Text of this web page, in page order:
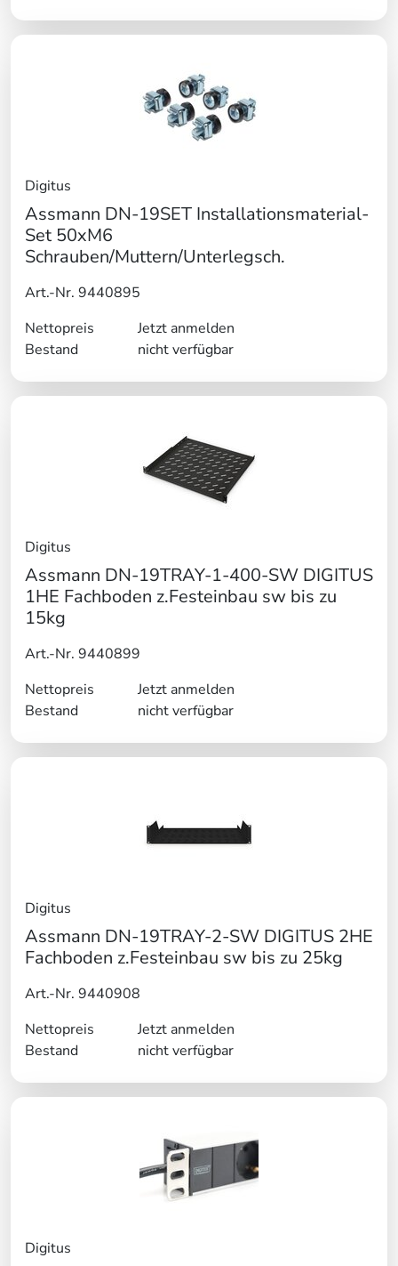
Digitus
Assmann DN-19SET Installationsmaterial-
Set 50xM6
Schrauben/Muttern/Unterlegsch.
Art.-Nr. 9440895
Nettopreis
Jetzt anmelden
Bestand
nicht verfügbar
Digitus
Assmann DN-19TRAY-1-400-SW DIGITUS
1HE Fachboden z.Festeinbau sw bis zu
15kg
Art.-Nr. 9440899
Nettopreis
Jetzt anmelden
Bestand
nicht verfügbar
Digitus
Assmann DN-19TRAY-2-SW DIGITUS 2HE
Fachboden z.Festeinbau sw bis zu 25kg
Art.-Nr. 9440908
Nettopreis
Jetzt anmelden
Bestand
nicht verfügbar
Digitus